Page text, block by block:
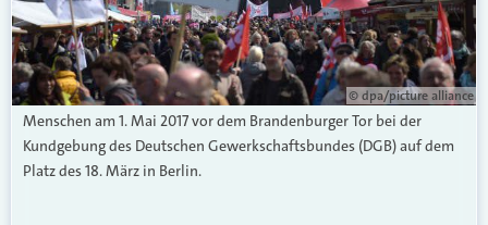
© dpa/picture alliance
Menschen am 1. Mai 2017 vor dem Brandenburger Tor bei der
Kundgebung des Deutschen Gewerkschaftsbundes (DGB) auf dem
Platz des 18. März in Berlin.